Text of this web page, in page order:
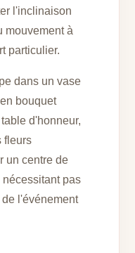
l'inclinaison
mouvement à
particulier.
dans un vase
bouquet
d'honneur,
fleurs
un centre de
pas
l'événement